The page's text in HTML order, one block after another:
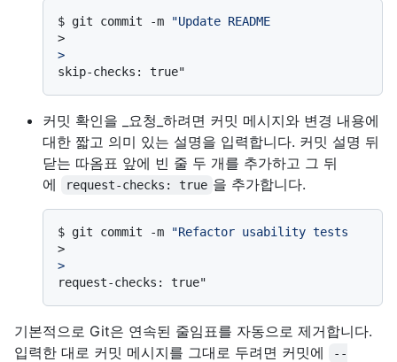
$ git commit -m
"Update README
>
>
커밋 확인을 _요청_하려면 커밋 메시지와 변경 내용에
대한 짧고 의미 있는 설명을 입력합니다. 커밋 설명 뒤
닫는 따옴표 앞에 빈 줄 두 개를 추가하고 그 뒤
에
request-checks: true 을 추가합니다.
$ git commit -m
"Refactor usability tests
>
>
기본적으로 Git은 연속된 줄임표를 자동으로 제거합니다.
입력한 대로 커밋 메시지를 그대로 두려면 커밋에
--